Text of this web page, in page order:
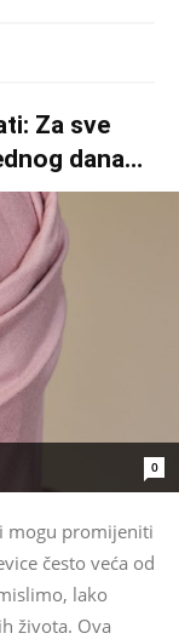
Za sve
dana…
0
mogu promijeniti
često veća od
lako
života. Ova